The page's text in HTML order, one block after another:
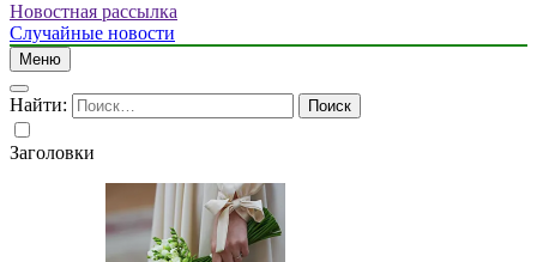
Новостная рассылка
Случайные новости
Меню
Найти:
Заголовки